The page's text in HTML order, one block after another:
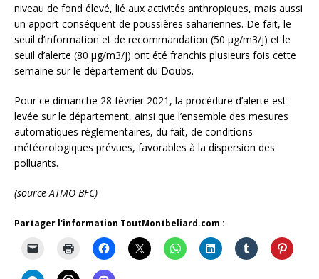
niveau de fond élevé, lié aux activités anthropiques, mais aussi
un apport conséquent de poussières sahariennes. De fait, le
seuil d’information et de recommandation (50 µg/m3/j) et le
seuil d’alerte (80 µg/m3/j) ont été franchis plusieurs fois cette
semaine sur le département du Doubs.
Pour ce dimanche 28 février 2021, la procédure d’alerte est
levée sur le département, ainsi que l’ensemble des mesures
automatiques réglementaires, du fait, de conditions
météorologiques prévues, favorables à la dispersion des
polluants.
(source ATMO BFC)
Partager l'information ToutMontbeliard.com :